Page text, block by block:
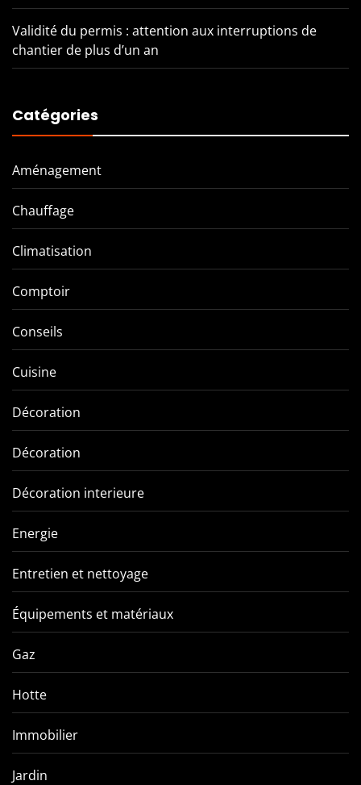
Validité du permis : attention aux interruptions de
chantier de plus d’un an
Catégories
Aménagement
Chauffage
Climatisation
Comptoir
Conseils
Cuisine
Décoration
Décoration
Décoration interieure
Energie
Entretien et nettoyage
Équipements et matériaux
Gaz
Hotte
Immobilier
Jardin